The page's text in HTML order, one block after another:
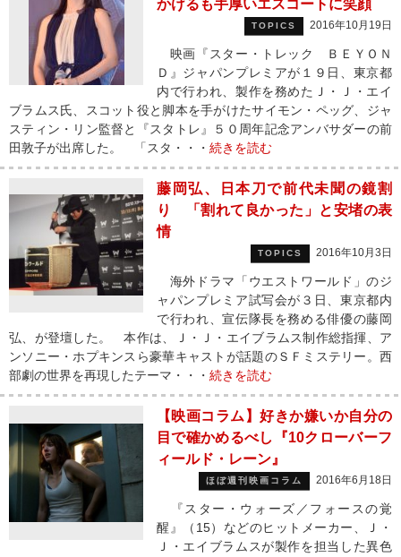
かけるも手厚いエスコートに笑顔
TOPICS 2016年10月19日
映画『スター・トレック ＢＥＹＯＮ
Ｄ』ジャパンプレミアが１９日、東京都
内で行われ、製作を務めたＪ・Ｊ・エイ
ブラムス氏、スコット役と脚本を手がけたサイモン・ペッグ、ジャ
スティン・リン監督と『スタトレ』５０周年記念アンバサダーの前
田敦子が出席した。 「スタ・・・ 続きを読む
藤岡弘、日本刀で前代未聞の鏡割
り 「割れて良かった」と安堵の表
情
TOPICS 2016年10月3日
海外ドラマ「ウエストワールド」のジ
ャパンプレミア試写会が３日、東京都内
で行われ、宣伝隊長を務める俳優の藤岡
弘、が登壇した。 本作は、Ｊ・Ｊ・エイブラムス制作総指揮、ア
ンソニー・ホプキンスら豪華キャストが話題のＳＦミステリー。西
部劇の世界を再現したテーマ・・・ 続きを読む
【映画コラム】好きか嫌いか自分の
目で確かめるべし『10クローバーフ
ィールド・レーン』
ほぼ週刊映画コラム 2016年6月18日
『スター・ウォーズ／フォースの覚
醒』（15）などのヒットメーカー、Ｊ・
Ｊ・エイブラムスが製作を担当した異色